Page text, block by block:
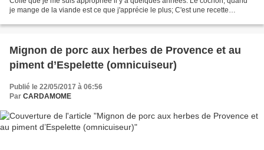
je mange de la viande est ce que j'apprécie le plus; C'est une recette
Mignon de porc aux herbes de Provence et au
piment d’Espelette (omnicuiseur)
Publié le 22/05/2017 à 06:56
Par CARDAMOME